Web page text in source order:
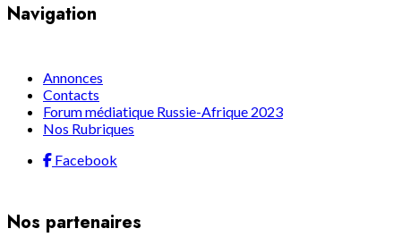
Navigation
Annonces
Contacts
Forum médiatique Russie-Afrique 2023
Nos Rubriques
Facebook
Nos partenaires